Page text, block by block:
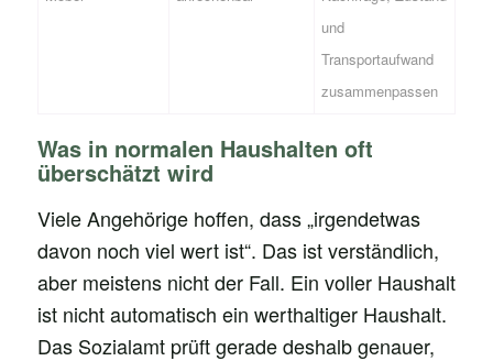
und
Transportaufwand
zusammenpassen
Was in normalen Haushalten oft
überschätzt wird
Viele Angehörige hoffen, dass „irgendetwas
davon noch viel wert ist“. Das ist verständlich,
aber meistens nicht der Fall. Ein voller Haushalt
ist nicht automatisch ein werthaltiger Haushalt.
Das Sozialamt prüft gerade deshalb genauer,